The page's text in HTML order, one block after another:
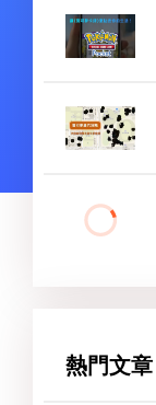
熱門文章